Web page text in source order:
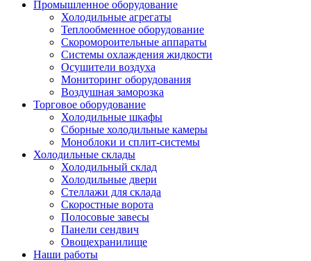
Промышленное оборудование
Холодильные агрегаты
Теплообменное оборудование
Скоромороительные аппараты
Системы охлаждения жидкости
Осушители воздуха
Мониторинг оборудования
Воздушная заморозка
Торговое оборудование
Холодильные шкафы
Сборные холодильные камеры
Моноблоки и сплит-системы
Холодильные склады
Холодильный склад
Холодильные двери
Стеллажи для склада
Скоростные ворота
Полосовые завесы
Панели сендвич
Овощехранилище
Наши работы